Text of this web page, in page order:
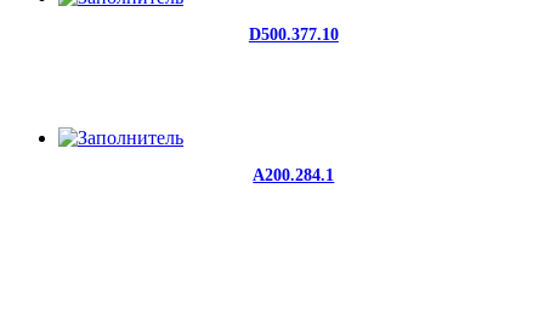
D500.377.10
A200.284.1